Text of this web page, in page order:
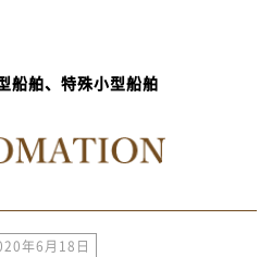
船舶、特殊小型船舶
年6月18日